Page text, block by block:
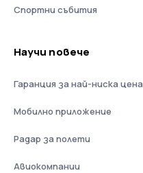
Спортни събития
Научи повече
Гаранция за най-ниска цена
Мобилно приложение
Радар за полети
Авиокомпании